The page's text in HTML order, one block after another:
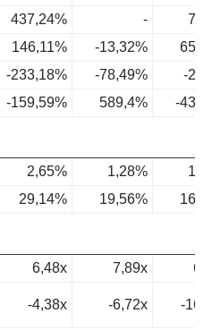
437,24% -
146,11% -13,32%
-233,18% -78,49%
-
-159,59% 589,4% -
2,65% 1,28%
29,14% 19,56%
6,48x 7,89x
-4,38x -6,72x -